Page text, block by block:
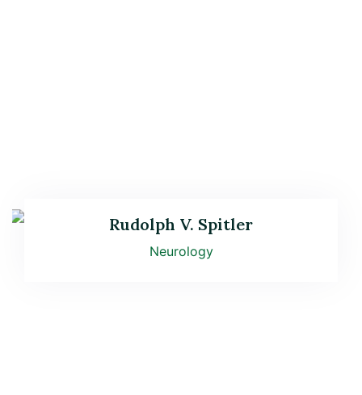
Rudolph V. Spitler
Neurology